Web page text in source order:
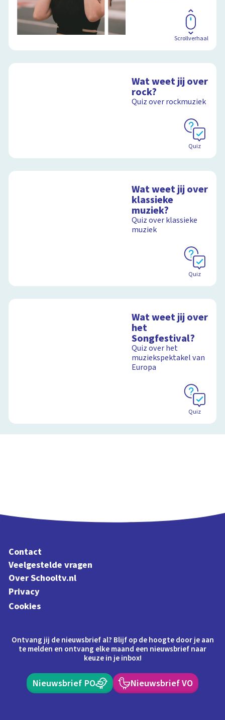
Scrollverhaal
Wat weet jij over
rock?
Quiz over rockmuziek
Quiz
Wat weet jij over
klassieke
muziek?
Quiz over klassieke
muziek
Quiz
Wat weet jij over
het
Songfestival?
Quiz over het
muziekspektakel van
Europa
Quiz
Contact
Veelgestelde vragen
Over Schooltv.nl
Privacy
Cookies
Ontvang jij de nieuwsbrief al? Blijf op de hoogte door je aan
te melden en ontvang elke maand een nieuwsbrief naar
keuze in je inbox!
Nieuwsbrief PO Nieuwsbrief VO